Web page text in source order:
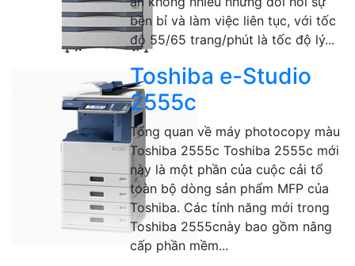
bền bỉ và làm việc liên tục, với tốc
độ 55/65 trang/phút là tốc độ lý...
Toshiba e-Studio
2555c
Tổng quan về máy photocopy màu
Toshiba 2555c Toshiba 2555c mới
này là một phần của cuộc cải tổ
toàn bộ dòng sản phẩm MFP của
Toshiba. Các tính năng mới trong
Toshiba 2555cnày bao gồm nâng
cấp phần mềm...